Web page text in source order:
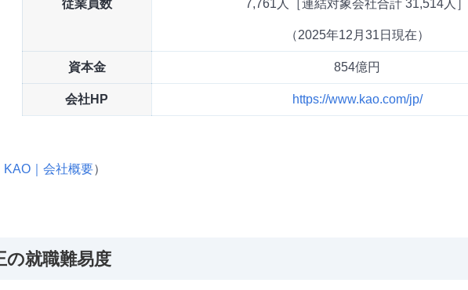
従業員数 7,761人［連結対象会社合計 31,514人］
（2025年12月31日現在）
資本金 854億円
会社HP https://www.kao.com/jp/
KAO｜会社概要）
の就職難易度